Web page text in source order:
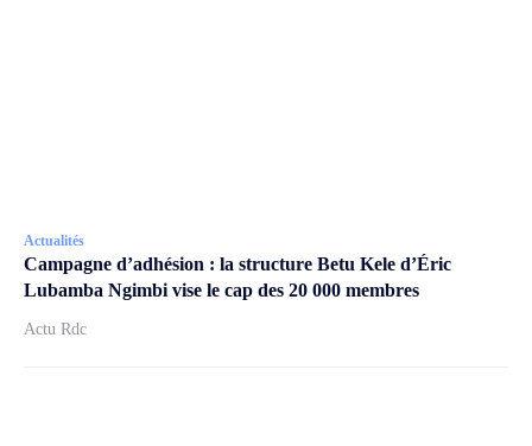
Actualités
Campagne d’adhésion : la structure Betu Kele d’Éric
Lubamba Ngimbi vise le cap des 20 000 membres
Actu Rdc